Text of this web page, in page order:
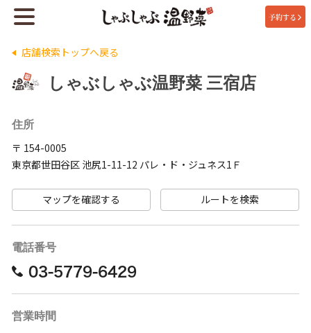
予約する
店舗検索トップへ戻る
しゃぶしゃぶ温野菜 三宿店
住所
〒 154-0005
東京都世田谷区 池尻1-11-12 パレ・ド・ジュネス1Ｆ
マップを確認する ルートを検索
電話番号
03-5779-6429
営業時間